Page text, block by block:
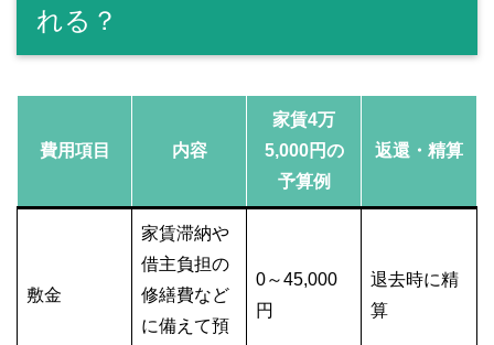
れる？
費用項目 内容
家賃4万
5,000円の
予算例
返還・精算
敷金
家賃滞納や
借主負担の
修繕費など
に備えて預
0～45,000
円
退去時に精
算